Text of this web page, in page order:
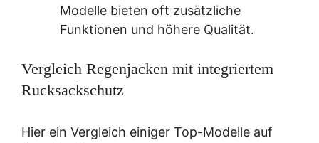
Modelle bieten oft zusätzliche
Funktionen und höhere Qualität.
Vergleich Regenjacken mit integriertem
Rucksackschutz
Hier ein Vergleich einiger Top-Modelle auf